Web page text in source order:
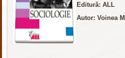
Editură: ALL
Autor: Voinea